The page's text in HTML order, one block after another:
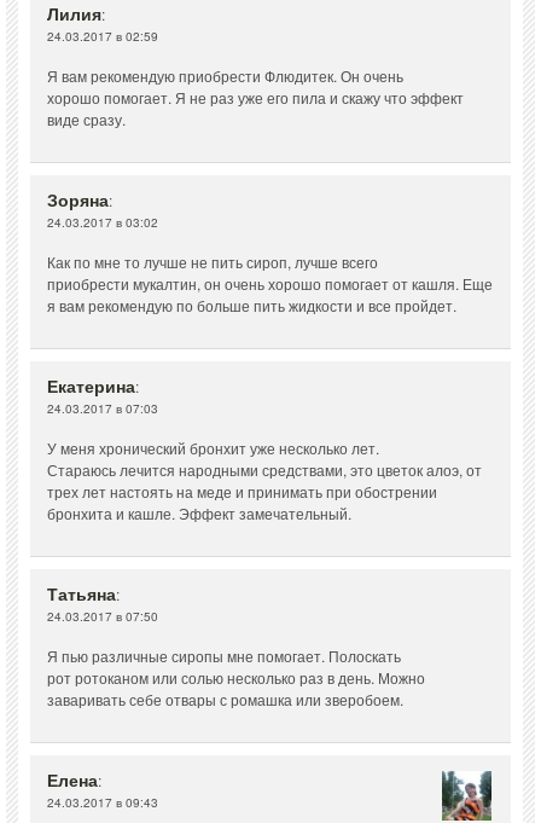
Лилия:
24.03.2017 в 02:59
Я вам рекомендую приобрести Флюдитек. Он очень
хорошо помогает. Я не раз уже его пила и скажу что эффект
виде сразу.
Зоряна:
24.03.2017 в 03:02
Как по мне то лучше не пить сироп, лучше всего
приобрести мукалтин, он очень хорошо помогает от кашля. Еще
я вам рекомендую по больше пить жидкости и все пройдет.
Екатерина:
24.03.2017 в 07:03
У меня хронический бронхит уже несколько лет.
Стараюсь лечится народными средствами, это цветок алоэ, от
трех лет настоять на меде и принимать при обострении
бронхита и кашле. Эффект замечательный.
Татьяна:
24.03.2017 в 07:50
Я пью различные сиропы мне помогает. Полоскать
рот ротоканом или солью несколько раз в день. Можно
заваривать себе отвары с ромашка или зверобоем.
Елена:
24.03.2017 в 09:43